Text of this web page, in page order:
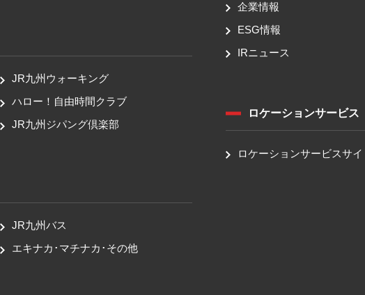
JR九州ウォーキング
ハロー！自由時間クラブ
JR九州ジパング倶楽部
JR九州バス
エキナカ･マチナカ･その他
企業情報
ESG情報
IRニュース
ロケーションサービス
ロケーションサービスサイ